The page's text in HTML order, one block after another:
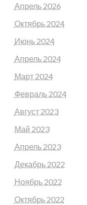
Апрель 2026
Октябрь 2024
Июнь 2024
Апрель 2024
Март 2024
Февраль 2024
Август 2023
Май 2023
Апрель 2023
Декабрь 2022
Ноябрь 2022
Октябрь 2022